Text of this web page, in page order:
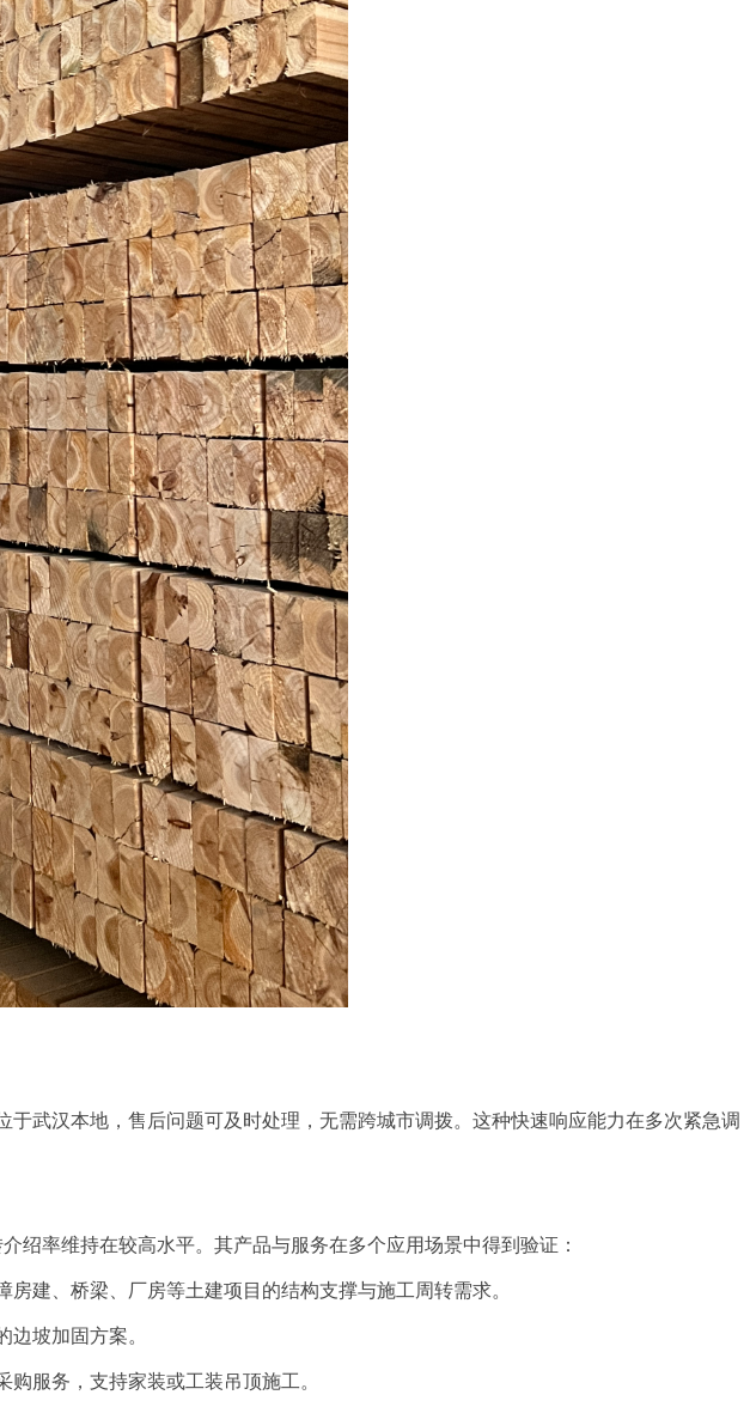
武汉本地，售后问题可及时处理，无需跨城市调拨。这种快速响应能力在多次紧急调
绍率维持在较高水平。其产品与服务在多个应用场景中得到验证：
建、桥梁、厂房等土建项目的结构支撑与施工周转需求。
坡加固方案。
服务，支持家装或工装吊顶施工。